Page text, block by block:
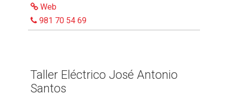
Web
981 70 54 69
Taller Eléctrico José Antonio
Santos